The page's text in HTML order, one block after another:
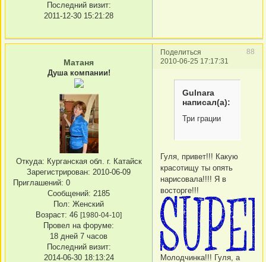
Последний визит:
2011-12-30 15:21:28
Поделиться
88
2010-06-25 17:17:31
Матаня
Душа компании!
Откуда: Курганская обл. г. Катайск
Зарегистрирован: 2010-06-09
Приглашений: 0
Сообщений: 2185
Пол: Женский
Возраст: 46 [1980-04-10]
Провел на форуме:
18 дней 7 часов
Последний визит:
2014-06-30 18:13:24
Gulnara
написал(а):
Три грации
Гуля, привет!!! Какую
красотищу ты опять
нарисовала!!!! Я в
восторге!!!
Молодчинка!!! Гуля, а